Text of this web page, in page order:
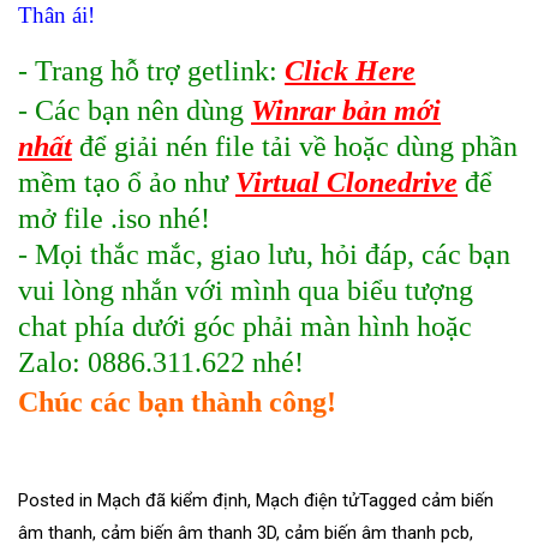
Thân ái!
- Trang hỗ trợ getlink: Click Here
- Các bạn nên dùng Winrar bản mới
nhấtđể giải nén file tải về hoặc dùng phần
mềm tạo ổ ảo như Virtual Clonedrive để
mở file .iso nhé!
- Mọi thắc mắc, giao lưu, hỏi đáp, các bạn
vui lòng nhắn với mình qua biểu tượng
chat phía dưới góc phải màn hình hoặc
Zalo: 0886.311.622 nhé!
Chúc các bạn thành công!
Posted in Mạch đã kiểm định, Mạch điện tửTagged cảm biến
âm thanh, cảm biến âm thanh 3D, cảm biến âm thanh pcb,